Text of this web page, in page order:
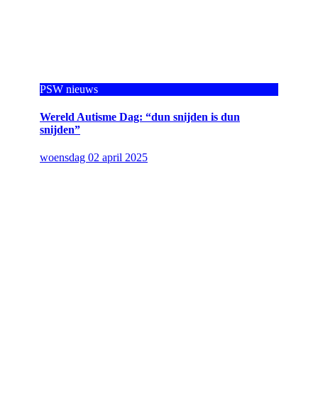
PSW nieuws
Wereld Autisme Dag: “dun snijden is dun
snijden”
woensdag 02 april 2025